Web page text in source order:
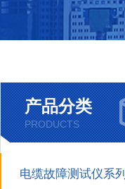
产品分类
PRODUCTS
电缆故障测试仪系列